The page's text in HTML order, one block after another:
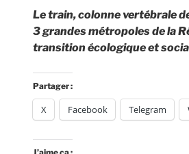
Le train, colonne vertébrale
3 grandes métropoles de la
transition écologique et
Partager :
X Facebook Telegram